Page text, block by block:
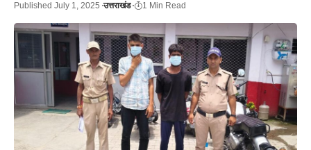
Published July 1, 2025 उत्तराखंड 1 Min Read